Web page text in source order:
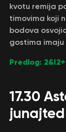
kvotu remija
timovima koji
bodova
gostima imaju
Predlog:
17.30
junajted